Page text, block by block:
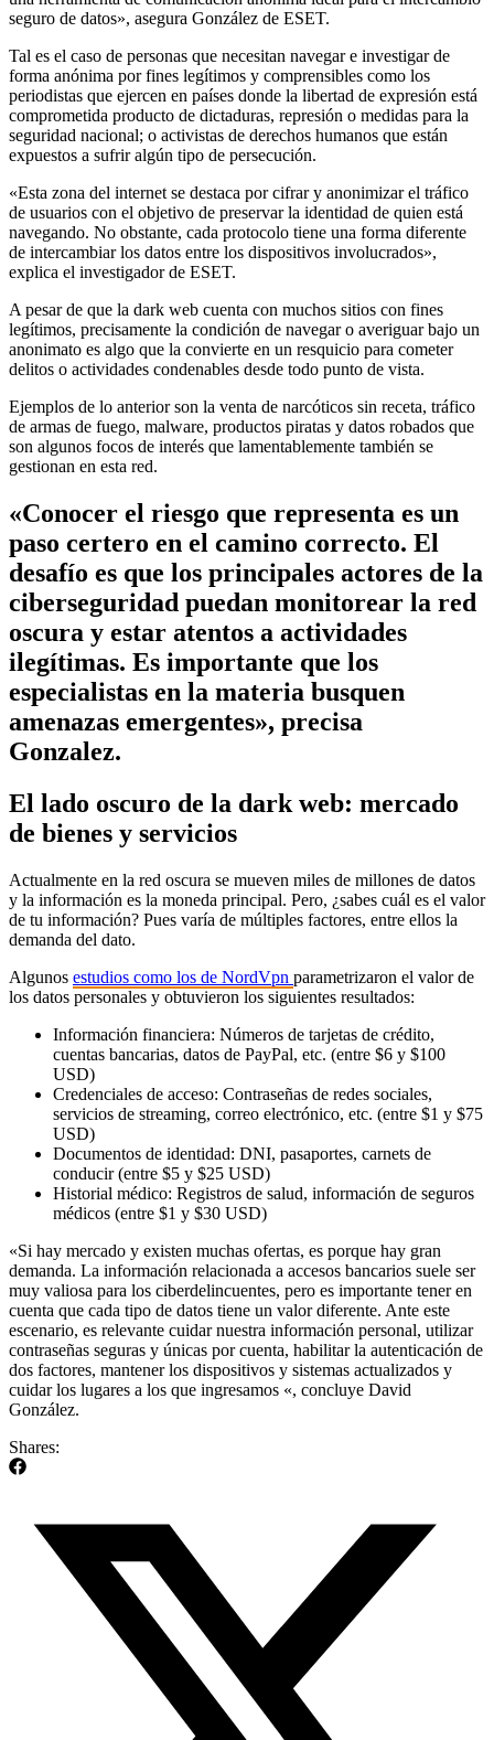
seguro de datos», asegura González de ESET.
Tal es el caso de personas que necesitan navegar e investigar de
forma anónima por fines legítimos y comprensibles como los
periodistas que ejercen en países donde la libertad de expresión está
comprometida producto de dictaduras, represión o medidas para la
seguridad nacional; o activistas de derechos humanos que están
expuestos a sufrir algún tipo de persecución.
«Esta zona del internet se destaca por cifrar y anonimizar el tráfico
de usuarios con el objetivo de preservar la identidad de quien está
navegando. No obstante, cada protocolo tiene una forma diferente
de intercambiar los datos entre los dispositivos involucrados»,
explica el investigador de ESET.
A pesar de que la dark web cuenta con muchos sitios con fines
legítimos, precisamente la condición de navegar o averiguar bajo un
anonimato es algo que la convierte en un resquicio para cometer
delitos o actividades condenables desde todo punto de vista.
Ejemplos de lo anterior son la venta de narcóticos sin receta, tráfico
de armas de fuego, malware, productos piratas y datos robados que
son algunos focos de interés que lamentablemente también se
gestionan en esta red.
«Conocer el riesgo que representa es un
paso certero en el camino correcto. El
desafío es que los principales actores de la
ciberseguridad puedan monitorear la red
oscura y estar atentos a actividades
ilegítimas. Es importante que los
especialistas en la materia busquen
amenazas emergentes», precisa
Gonzalez.
El lado oscuro de la dark web: mercado
de bienes y servicios
Actualmente en la red oscura se mueven miles de millones de datos
y la información es la moneda principal. Pero, ¿sabes cuál es el valor
de tu información? Pues varía de múltiples factores, entre ellos la
demanda del dato.
Algunos estudios como los de NordVpn parametrizaron el valor de
los datos personales y obtuvieron los siguientes resultados:
Información financiera: Números de tarjetas de crédito,
cuentas bancarias, datos de PayPal, etc. (entre $6 y $100
USD)
Credenciales de acceso: Contraseñas de redes sociales,
servicios de streaming, correo electrónico, etc. (entre $1 y $75
USD)
Documentos de identidad: DNI, pasaportes, carnets de
conducir (entre $5 y $25 USD)
Historial médico: Registros de salud, información de seguros
médicos (entre $1 y $30 USD)
«Si hay mercado y existen muchas ofertas, es porque hay gran
demanda. La información relacionada a accesos bancarios suele ser
muy valiosa para los ciberdelincuentes, pero es importante tener en
cuenta que cada tipo de datos tiene un valor diferente. Ante este
escenario, es relevante cuidar nuestra información personal, utilizar
contraseñas seguras y únicas por cuenta, habilitar la autenticación de
dos factores, mantener los dispositivos y sistemas actualizados y
cuidar los lugares a los que ingresamos «, concluye David
González.
Shares: